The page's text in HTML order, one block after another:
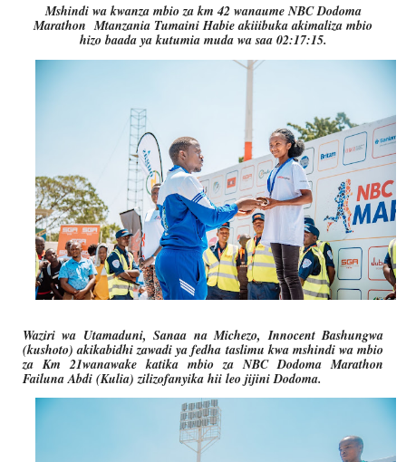
Mshindi wa kwanza mbio za km 42 wanaume NBC Dodoma
Marathon Mtanzania Tumaini Habie akiiibuka akimaliza mbio
hizo baada ya kutumia muda wa saa 02:17:15.
Waziri wa Utamaduni, Sanaa na Michezo, Innocent Bashungwa
(kushoto) akikabidhi zawadi ya fedha taslimu kwa mshindi wa mbio
za Km 21wanawake katika mbio za NBC Dodoma Marathon
Failuna Abdi (Kulia) zilizofanyika hii leo jijini Dodoma.